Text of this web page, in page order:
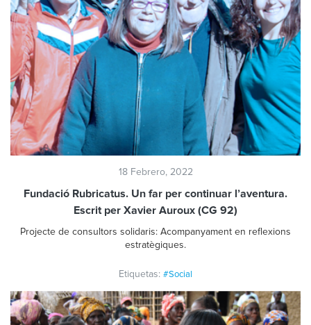
18 Febrero, 2022
Fundació Rubricatus. Un far per continuar l’aventura.
Escrit per Xavier Auroux (CG 92)
Projecte de consultors solidaris: Acompanyament en reflexions
estratègiques.
Etiquetas: #Social